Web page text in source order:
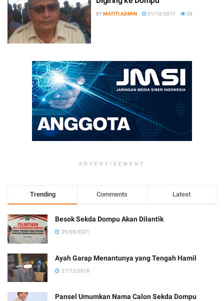
BYMATITI ADMIN 01/10/2017 38
ADVERTISEMENT
Trending Comments Latest
Besok Sekda Dompu Akan Dilantik
29/08/2021
Ayah Garap Menantunya yang Tengah Hamil
27/12/2018
Pansel Umumkan Nama Calon Sekda Dompu